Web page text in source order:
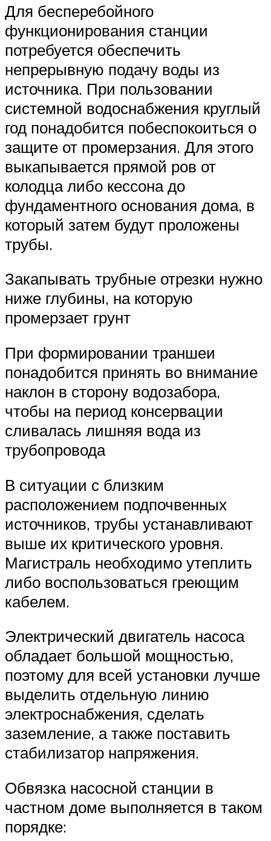
Для бесперебойного
функционирования станции
потребуется обеспечить
непрерывную подачу воды из
источника. При пользовании
системной водоснабжения круглый
год понадобится побеспокоиться о
защите от промерзания. Для этого
выкапывается прямой ров от
колодца либо кессона до
фундаментного основания дома, в
который затем будут проложены
трубы.
Закапывать трубные отрезки нужно
ниже глубины, на которую
промерзает грунт
При формировании траншеи
понадобится принять во внимание
наклон в сторону водозабора,
чтобы на период консервации
сливалась лишняя вода из
трубопровода
В ситуации с близким
расположением подпочвенных
источников, трубы устанавливают
выше их критического уровня.
Магистраль необходимо утеплить
либо воспользоваться греющим
кабелем.
Электрический двигатель насоса
обладает большой мощностью,
поэтому для всей установки лучше
выделить отдельную линию
электроснабжения, сделать
заземление, а также поставить
стабилизатор напряжения.
Обвязка насосной станции в
частном доме выполняется в таком
порядке: